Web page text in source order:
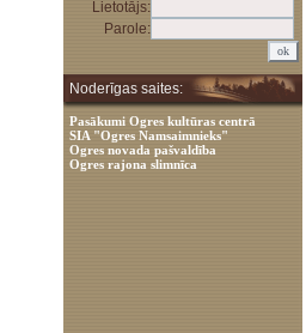
Lietotājs:
Parole:
Noderīgas saites:
Pasākumi Ogres kultūras centrā
SIA "Ogres Namsaimnieks"
Ogres novada pašvaldība
Ogres rajona slimnīca